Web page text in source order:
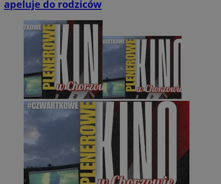
apeluje do rodziców